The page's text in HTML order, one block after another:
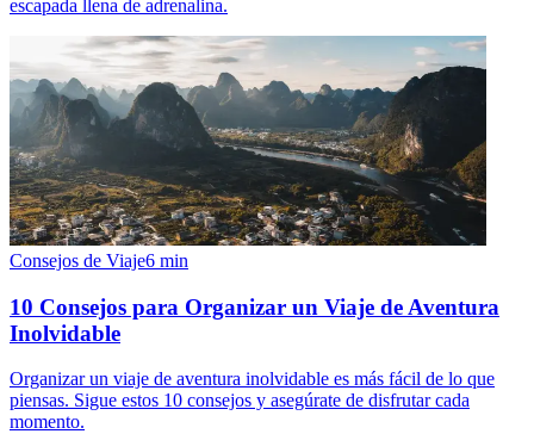
escapada llena de adrenalina.
Consejos de Viaje6 min
10 Consejos para Organizar un Viaje de Aventura
Inolvidable
Organizar un viaje de aventura inolvidable es más fácil de lo que
piensas. Sigue estos 10 consejos y asegúrate de disfrutar cada
momento.